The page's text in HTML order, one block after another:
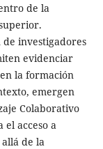
de la
de investigadores
evidenciar
la formación
emergen
Colaborativo
acceso a
de la